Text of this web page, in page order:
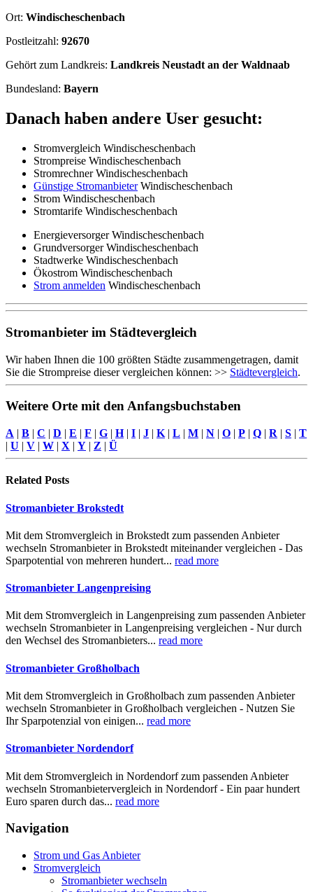
Ort: Windischeschenbach
Postleitzahl: 92670
Gehört zum Landkreis: Landkreis Neustadt an der Waldnaab
Bundesland: Bayern
Danach haben andere User gesucht:
Stromvergleich Windischeschenbach
Strompreise Windischeschenbach
Stromrechner Windischeschenbach
Günstige StromanbieterWindischeschenbach
Strom Windischeschenbach
Stromtarife Windischeschenbach
Energieversorger Windischeschenbach
Grundversorger Windischeschenbach
Stadtwerke Windischeschenbach
Ökostrom Windischeschenbach
Strom anmelden Windischeschenbach
Stromanbieter im Städtevergleich
Wir haben Ihnen die 100 größten Städte zusammengetragen, damit
Sie die Strompreise dieser vergleichen können: >> Städtevergleich.
Weitere Orte mit den Anfangsbuchstaben
A | B | C | D | E | F | G | H| I | J | K | L | M | N | O | P | Q | R | S | T
| U | V | W | X | Y | Z | Ü
Related Posts
Stromanbieter Brokstedt
Mit dem Stromvergleich in Brokstedt zum passenden Anbieter
wechseln Stromanbieter in Brokstedt miteinander vergleichen - Das
Sparpotential von mehreren hundert... read more
Stromanbieter Langenpreising
Mit dem Stromvergleich in Langenpreising zum passenden Anbieter
wechseln Stromanbieter in Langenpreising vergleichen - Nur durch
den Wechsel des Stromanbieters... read more
Stromanbieter Großholbach
Mit dem Stromvergleich in Großholbach zum passenden Anbieter
wechseln Stromanbieter in Großholbach vergleichen - Nutzen Sie
Ihr Sparpotenzial von einigen... read more
Stromanbieter Nordendorf
Mit dem Stromvergleich in Nordendorf zum passenden Anbieter
wechseln Stromanbietervergleich in Nordendorf - Ein paar hundert
Euro sparen durch das... read more
Navigation
Strom und Gas Anbieter
Stromvergleich
Stromanbieter wechseln